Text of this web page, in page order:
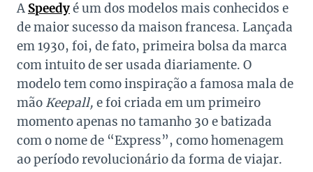
A Speedyé um dos modelos mais conhecidos e
de maior sucesso da maison francesa. Lançada
em 1930, foi, de fato, primeira bolsa da marca
com intuito de ser usada diariamente. O
modelo tem como inspiração a famosa mala de
mão Keepall, e foi criada em um primeiro
momento apenas no tamanho 30 e batizada
com o nome de “Express”, comohomenagem
ao período revolucionário da forma de viajar.